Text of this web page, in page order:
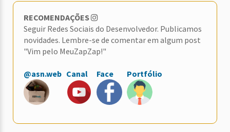
RECOMENDAÇÕES
Seguir Redes Sociais do Desenvolvedor. Publicamos
novidades. Lembre-se de comentar em algum post
"Vim pelo MeuZapZap!"
@asn.web Canal Face Portfólio